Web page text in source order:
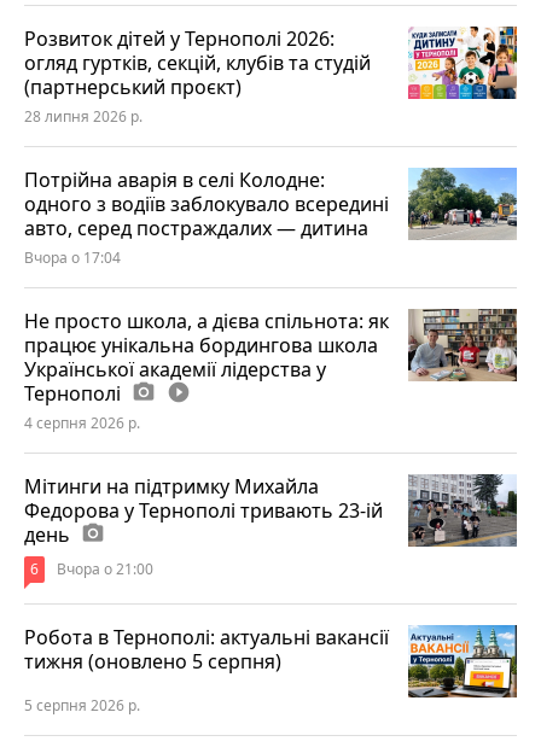
Розвиток дітей у Тернополі 2026:
огляд гуртків, секцій, клубів та студій
(партнерський проєкт)
28 липня 2026 р.
Потрійна аварія в селі Колодне:
одного з водіїв заблокувало всередині
авто, серед постраждалих — дитина
Вчора о 17:04
Не просто школа, а дієва спільнота: як
працює унікальна бордингова школа
Української академії лідерства у
Тернополі photo_camera play_circle_filled
4 серпня 2026 р.
Мітинги на підтримку Михайла
Федорова у Тернополі тривають 23-ій
день photo_camera
6 Вчора о 21:00
Робота в Тернополі: актуальні вакансії
тижня (оновлено 5 серпня)
5 серпня 2026 р.